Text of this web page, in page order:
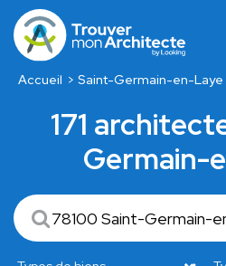
Accueil Saint-Germain-en-Laye
171
Germain-